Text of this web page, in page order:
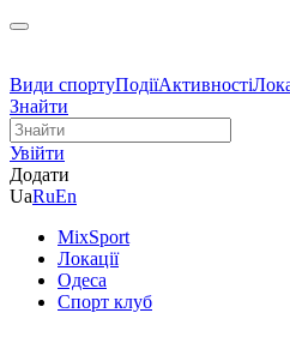
Види спортуПодіїАктивності
Знайти
Увійти
Додати
UaRuEn
MixSport
Локації
Одеса
Спорт клуб